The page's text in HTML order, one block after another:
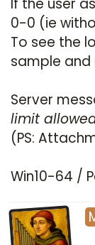
If the user
0-0 (ie
To see the
sample and
Server
limit
(PS:
Win10-64 /